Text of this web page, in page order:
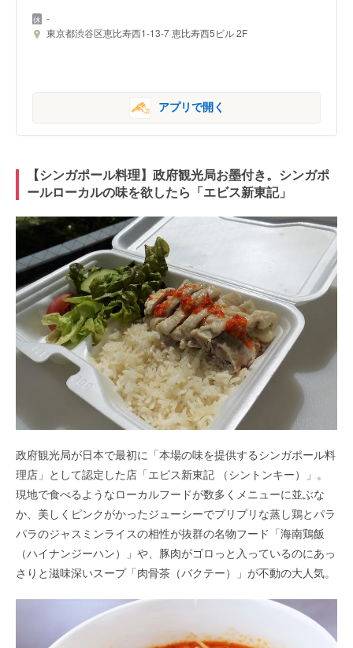
-
東京都渋谷区恵比寿西1-13-7 恵比寿西5ビル 2F
アプリで開く
【シンガポール料理】政府観光局お墨付き。シンガポ
ールローカルの味を欲したら「エビス新東記」
政府観光局が日本で最初に「本場の味を提供するシンガポール料
理店」として認定した店「エビス新東記 （シントンキー）」。
現地で食べるようなローカルフードが数多くメニューに並ぶな
か、美しくピンクがかったジューシーでプリプリな蒸し鶏とパラ
パラのジャスミンライスの相性が抜群の名物フード「海南鶏飯
（ハイナンジーハン）」や、豚肉がゴロっと入っているのにあっ
さりと滋味深いスープ「肉骨茶（バクテー）」が不動の大人気。